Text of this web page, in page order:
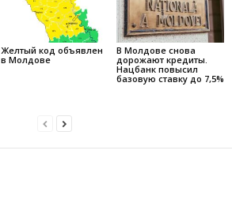
Желтый код объявлен
в Молдове
В Молдове снова
дорожают кредиты.
Нацбанк повысил
базовую ставку до 7,5%